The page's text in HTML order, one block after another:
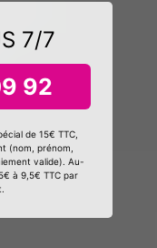
7/7
92
de 15€ TTC,
(nom, prénom,
valide). Au-
à 9,5€ TTC par